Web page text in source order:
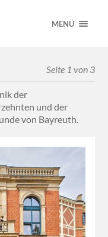
MENÜ
Seite 1 von 3
der
und der
von Bayreuth.